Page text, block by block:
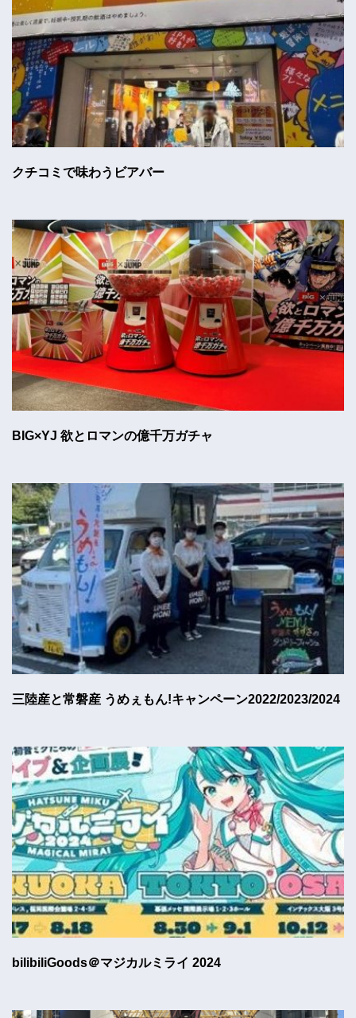
クチコミで味わうビアバー
BIG×YJ 欲とロマンの億千万ガチャ
三陸産と常磐産 うめぇもん!キャンペーン2022/2023/2024
bilibiliGoods＠マジカルミライ 2024